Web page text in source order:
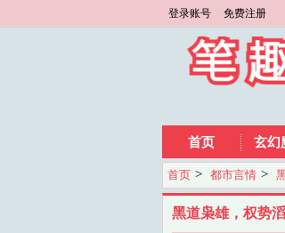
登录账号 免费注册
首页 玄幻
首页 > 都市言情 >
黑道枭雄，权势